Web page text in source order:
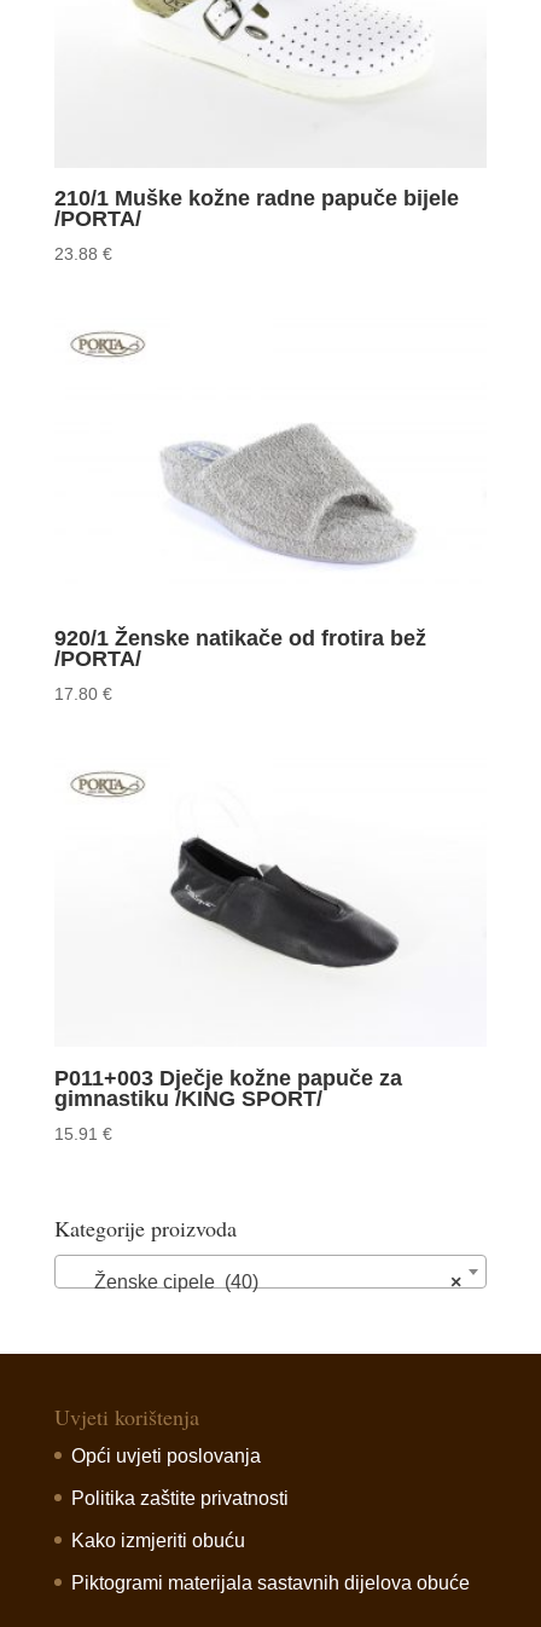
210/1 Muške kožne radne papuče bijele
/PORTA/
23.88 €
920/1 Ženske natikače od frotira bež
/PORTA/
17.80 €
P011+003 Dječje kožne papuče za
gimnastiku /KING SPORT/
15.91 €
Kategorije proizvoda
×
Ženske cipele (40)
Uvjeti korištenja
Opći uvjeti poslovanja
Politika zaštite privatnosti
Kako izmjeriti obuću
Piktogrami materijala sastavnih dijelova obuće